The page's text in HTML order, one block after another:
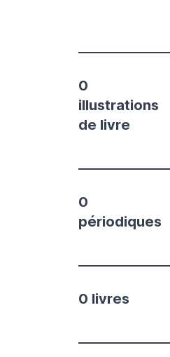
0
illustrations
de livre
0
périodiques
0 livres